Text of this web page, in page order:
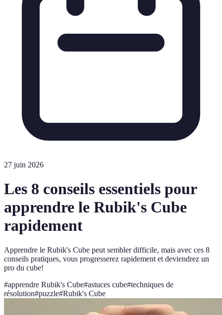
27 juin 2026
Les 8 conseils essentiels pour
apprendre le Rubik's Cube
rapidement
Apprendre le Rubik's Cube peut sembler difficile, mais avec ces 8
conseils pratiques, vous progresserez rapidement et deviendrez un
pro du cube!
#apprendre Rubik's Cube#astuces cube#techniques de
résolution#puzzle#Rubik's Cube